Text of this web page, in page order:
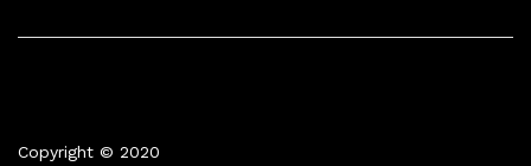
Copyright © 2020